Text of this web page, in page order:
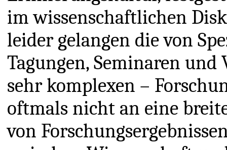
im wissenschaftlichen
leider gelangen die von
Tagungen, Seminaren
sehr komplexen –
oftmals nicht an eine
von